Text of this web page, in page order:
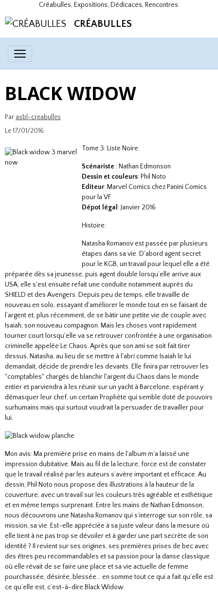
Créabulles, Expositions, Dédicaces, Rencontres.
CRÉABULLES
BLACK WIDOW
Par asbl-creabulles
Le 17/01/2016
Tome 3: Liste Noire.
Scénariste : Nathan Edmonson
Dessin et couleurs: Phil Noto
Editeur: Marvel Comics chez Panini Comics
pour la VF
Dépot légal : Janvier 2016
Histoire:
Natasha Romanov est passée par plusieurs
étapes dans sa vie. D’abord agent secret
pour le KGB, un travail pour lequel elle a été
préparée dès sa jeunesse, puis agent double lorsqu’elle arrive aux
USA, elle s'est ensuite refait une conduite notamment auprès du
SHIELD et des Avengers. Depuis peu de temps, elle travaille de
nouveau en solo, essayant d'améliorer le monde tout en se faisant de
l’argent et, plus récemment, de se bâtir une petite vie de couple avec
Isaiah, son nouveau compagnon. Mais les choses vont rapidement
tourner court lorsqu'elle va se retrouver confrontée à une organisation
criminelle appelée Le Chaos. Après que son ami se soit fait tirer
dessus, Natasha, au lieu de se mettre à l'abri comme Isaiah le lui
demandait, décide de prendre les devants. Elle finira par retrouver les
"comptables" chargés de blanchir l'argent du Chaos dans le monde
entier et parviendra à les réunir sur un yacht à Barcelone, espérant y
démasquer leur chef, un certain Prophète qui semble doté de pouvoirs
surhumains mais qui surtout voudrait la persuader de travailler pour
lui.
Mon avis: Ma première prise en mains de l'album m’a laissé une
impression dubitative. Mais au fil de la lecture, force est de constater
que le travail réalisé par les auteurs s’avère important et efficace. Au
dessin, Phil Noto nous propose des illustrations à la hauteur de la
couverture, avec un travail sur les couleurs très agréable et esthétique
et en même temps surprenant. Entre les mains de Nathan Edmonson,
nous découvrons une Natasha Romanov qui s’interroge sur son rôle, sa
mission, sa vie. Est-elle appréciée à sa juste valeur dans la mesure où
elle tient à ne pas trop se dévoiler et à garder une part secrète de son
identité ? Il revient sur ses origines, ses premières prises de bec avec
des êtres peu recommandables et sa passion pour la danse classique
où elle rêvait de se faire une place et sa vie actuelle de femme
pourchassée, désirée, blessée… en somme tout ce qui a fait qu’elle est
ce qu’elle est, c’est-à-dire Black Widow.